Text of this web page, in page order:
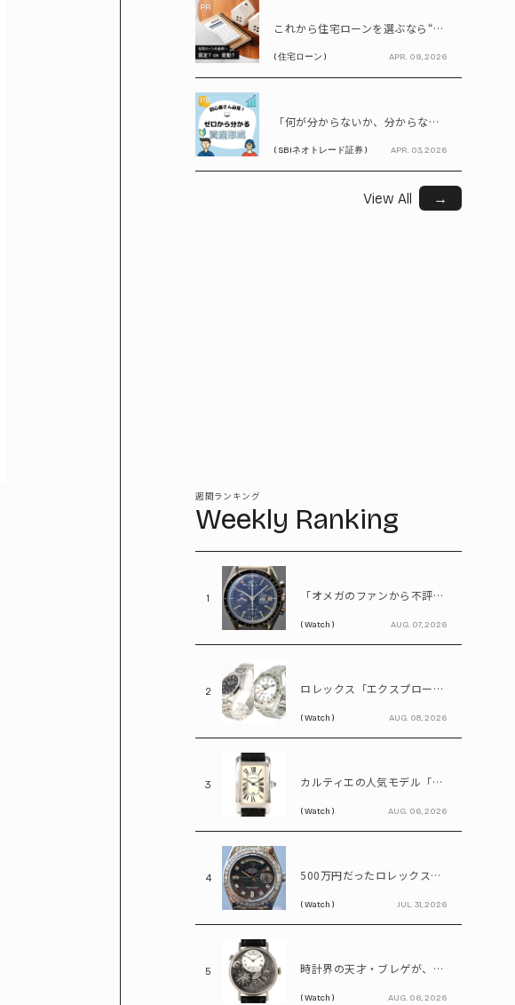
PR
これから住宅ローンを選ぶなら“固定vs変動”どちらが正解? 9割が利用したいと答えた「いま決めなくてもいい」ローンとは!?
( 住宅ローン ) APR. 09, 2026
PR
「何が分からないか、分からない」から卒業！ SBIネオトレード証券で学ぶ、はじめての資産形成
( SBIネオトレード証券 ) APR. 03, 2026
View All →
週間ランキング
Weekly Ranking
1 「オメガのファンから不評」わずか2年で生産終了も、今や380万円の希少モデル。“幻のスピードマスター”とは
( Watch ) AUG. 07, 2026
2 ロレックス「エクスプローラー」選びで迷ったら。「Ⅰ」と「Ⅱ」の違いをプロが解説
( Watch ) AUG. 08, 2026
3 カルティエの人気モデル「タンク」の進化系。40代メンズが選びたい「タンクアメリカンLM WG」
( Watch ) AUG. 06, 2026
4 500万円だったロレックスが1,380万円に。プラチナ×ダイヤが輝く「パールマスター」
( Watch ) JUL. 31, 2026
5 時計界の天才・ブレゲが、スケルトン時計を贈った歴史上の人物は誰?
( Watch ) AUG. 06, 2026